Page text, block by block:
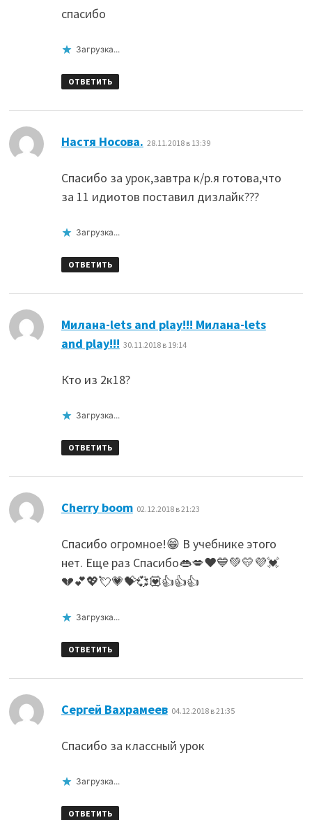
спасибо
Загрузка...
ОТВЕТИТЬ
Настя Носова. 28.11.2018 в 13:39
Спасибо за урок,завтра к/р.я готова,что
за 11 идиотов поставил дизлайк???
Загрузка...
ОТВЕТИТЬ
Милана-lets and play!!! Милана-lets
and play!!! 30.11.2018 в 19:14
Кто из 2к18?
Загрузка...
ОТВЕТИТЬ
Cherry boom: 02.12.2018 в 21:23
Спасибо огромное!😁 В учебнике этого
нет. Еще раз Спасибо👄💋❤💙💚💛💜💓
💔💕💖💘💗💝💞💟👍👍👍
Загрузка...
ОТВЕТИТЬ
Сергей Вахрамеев: 04.12.2018 в 21:35
Спасибо за классный урок
Загрузка...
ОТВЕТИТЬ